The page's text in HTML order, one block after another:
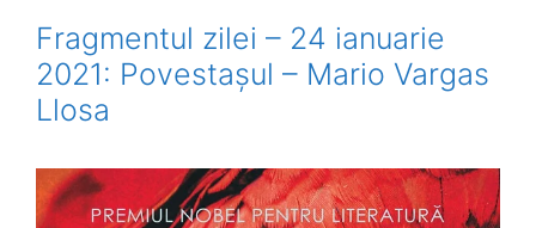
Fragmentul zilei – 24 ianuarie
2021: Povestașul – Mario Vargas
Llosa